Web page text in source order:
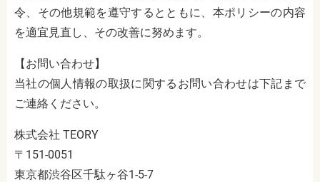
令、その他規範を遵守するとともに、本ポリシーの内容
を適宜見直し、その改善に努めます。
【お問い合わせ】
当社の個人情報の取扱に関するお問い合わせは下記まで
ご連絡ください。
株式会社 TEORY
〒151-0051
東京都渋谷区千駄ヶ谷1-5-7